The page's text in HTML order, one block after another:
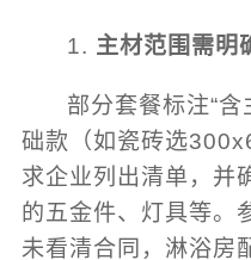
1. 主材范围需明
部分套餐标注“
础款（如瓷砖选
求企业列出清单，并
的五金件、灯具等。
未看清合同，淋浴房